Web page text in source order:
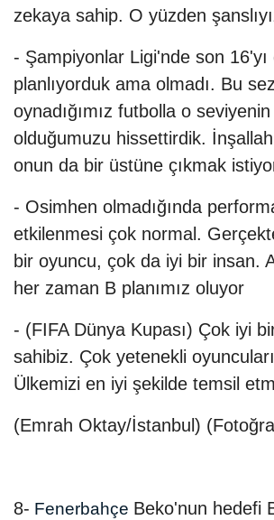
zekaya sahip. O yüzden
- Şampiyonlar Ligi'nde son
planlıyorduk ama olmadı. Bu
oynadığımız futbolla o seviyenin
olduğumuzu hissettirdik.
onun da bir üstüne çıkmak
- Osimhen olmadığında
etkilenmesi çok normal.
bir oyuncu, çok da iyi bir insan.
her zaman B planımız oluyor
- (FIFA Dünya Kupası) Çok iyi
sahibiz. Çok yetenekli
Ülkemizi en iyi şekilde temsil
(Emrah Oktay/İstanbul)
8- Fenerbahçe Beko'nun hedefi